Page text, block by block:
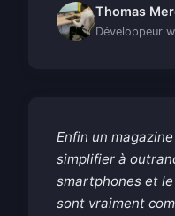
Thomas
Développeur
Enfin un
simplifier à
smartphones et
sont vraiment